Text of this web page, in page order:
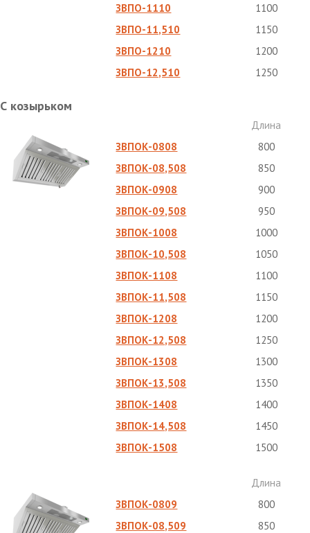
ЗВПО-1110
1100
ЗВПО-11,510
1150
ЗВПО-1210
1200
ЗВПО-12,510
1250
С козырьком
Длина
ЗВПОК-0808
800
ЗВПОК-08,508
850
ЗВПОК-0908
900
ЗВПОК-09,508
950
ЗВПОК-1008
1000
ЗВПОК-10,508
1050
ЗВПОК-1108
1100
ЗВПОК-11,508
1150
ЗВПОК-1208
1200
ЗВПОК-12,508
1250
ЗВПОК-1308
1300
ЗВПОК-13,508
1350
ЗВПОК-1408
1400
ЗВПОК-14,508
1450
ЗВПОК-1508
1500
Длина
ЗВПОК-0809
800
ЗВПОК-08,509
850